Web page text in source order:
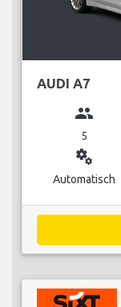
AUDI A7
group
5
miscellaneous_services
Automatisch